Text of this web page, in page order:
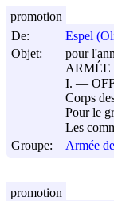
De:
Espel
Objet:
pour
ARMÉE
I. ―
Corps
Pour le
Les
Groupe:
Armée
promotion
promotion